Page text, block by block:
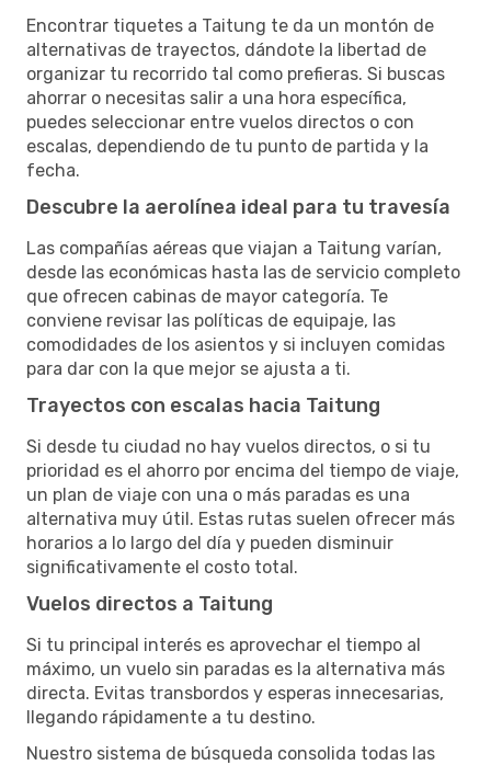
Encontrar tiquetes a Taitung te da un montón de
alternativas de trayectos, dándote la libertad de
organizar tu recorrido tal como prefieras. Si buscas
ahorrar o necesitas salir a una hora específica,
puedes seleccionar entre vuelos directos o con
escalas, dependiendo de tu punto de partida y la
fecha.
Descubre la aerolínea ideal para tu travesía
Las compañías aéreas que viajan a Taitung varían,
desde las económicas hasta las de servicio completo
que ofrecen cabinas de mayor categoría. Te
conviene revisar las políticas de equipaje, las
comodidades de los asientos y si incluyen comidas
para dar con la que mejor se ajusta a ti.
Trayectos con escalas hacia Taitung
Si desde tu ciudad no hay vuelos directos, o si tu
prioridad es el ahorro por encima del tiempo de viaje,
un plan de viaje con una o más paradas es una
alternativa muy útil. Estas rutas suelen ofrecer más
horarios a lo largo del día y pueden disminuir
significativamente el costo total.
Vuelos directos a Taitung
Si tu principal interés es aprovechar el tiempo al
máximo, un vuelo sin paradas es la alternativa más
directa. Evitas transbordos y esperas innecesarias,
llegando rápidamente a tu destino.
Nuestro sistema de búsqueda consolida todas las